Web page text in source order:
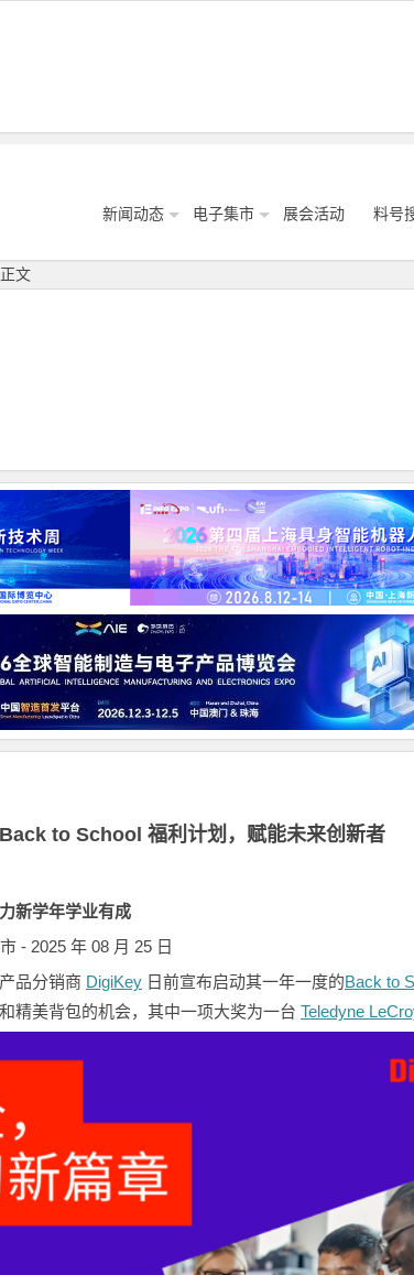
新闻动态 电子集市 展会活动 料号
正文
to School 福利计划，赋能未来创新者
新学年学业有成
- 2025 年 08 月 25 日
品分销商 DigiKey 日前宣布启动其一年一度的Back to
精美背包的机会，其中一项大奖为一台 Teledyne